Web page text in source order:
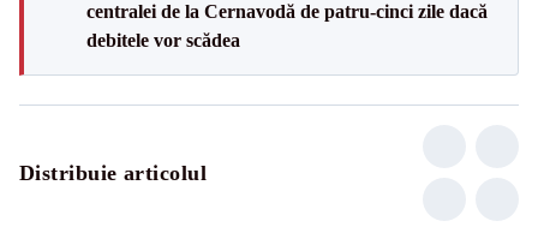
centralei de la Cernavodă de patru-cinci zile dacă
debitele vor scădea
Distribuie articolul